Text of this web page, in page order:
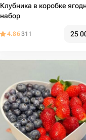
Клубника в коробке
набор
4.86311 25